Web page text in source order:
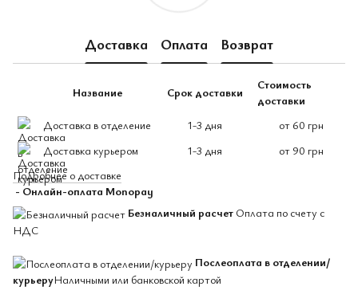
Доставка Оплата Возврат
Название Срок доставки
Стоимость
доставки
Доставка в отделение
1-3 дня
от 60 грн
Доставка курьером
1-3 дня
от 90 грн
Подробнее о доставке
- Онлайн-оплата Monopay
Безналичный расчет Оплата по счету с
НДС
Послеоплата в отделении/
курьеруНаличными или банковской картой